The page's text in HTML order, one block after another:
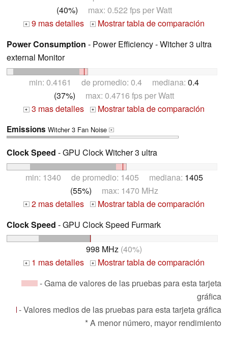
(40%) max: 0.522 fps per Watt
+ 9 mas detalles +
Mostrar tabla de comparación
Power Consumption - Power Efficiency - Witcher 3 ultra
external Monitor
min: 0.4161 de promedio: 0.4 mediana: 0.4
(37%) max: 0.4716 fps per Watt
+ 3 mas detalles + Mostrar tabla de comparación
Emissions Witcher 3 Fan Noise +
Clock Speed - GPU Clock Witcher 3 ultra
min: 1340 de promedio: 1405 mediana: 1405
(55%) max: 1470 MHz
+ 2 mas detalles +
Mostrar tabla de comparación
Clock Speed - GPU Clock Speed Furmark
998 MHz (40%)
+ 1 mas detalles +
Mostrar tabla de comparación
- Gama de valores de las pruebas para esta tarjeta
gráfica
- Valores medios de las pruebas para esta tarjeta gráfica
* A menor número, mayor rendimiento